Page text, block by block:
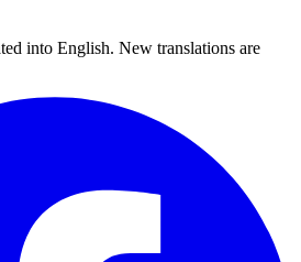
into English. New translations are